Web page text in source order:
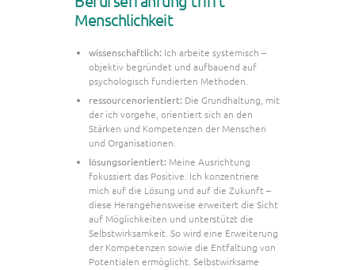
Menschlichkeit
wissenschaftlich: Ich arbeite systemisch –
objektiv begründet und aufbauend auf
psychologisch fundierten Methoden.
ressourcenorientiert: Die Grundhaltung, mit
der ich vorgehe, orientiert sich an den
Stärken und Kompetenzen der Menschen
und Organisationen.
lösungsorientiert: Meine Ausrichtung
fokussiert das Positive. Ich konzentriere
mich auf die Lösung und auf die Zukunft –
diese Herangehensweise erweitert die Sicht
auf Möglichkeiten und unterstützt die
Selbstwirksamkeit. So wird eine Erweiterung
der Kompetenzen sowie die Entfaltung von
Potentialen ermöglicht. Selbstwirksame